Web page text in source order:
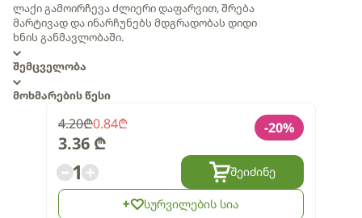
ლაქი გამოირჩევა ძლიერი დაფარვით, შრება
მარტივად და ინარჩუნებს მდგრადობას დიდი
ხნის განმავლობაში.
შემცველობა
მოხმარების წესი
4.20₾0.84₾
3.36 ₾
-20%
1 შეიძინე
სურვილების სია